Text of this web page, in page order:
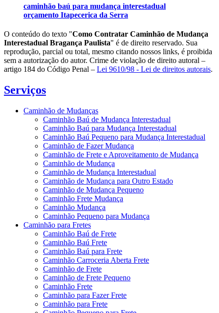
caminhão baú para mudança interestadual
orçamento Itapecerica da Serra
O conteúdo do texto "Como Contratar Caminhão de Mudança
Interestadual Bragança Paulista" é de direito reservado. Sua
reprodução, parcial ou total, mesmo citando nossos links, é proibida
sem a autorização do autor. Crime de violação de direito autoral –
artigo 184 do Código Penal – Lei 9610/98 - Lei de direitos autorais.
Serviços
Caminhão de Mudanças
Caminhão Baú de Mudança Interestadual
Caminhão Baú para Mudança Interestadual
Caminhão Baú Pequeno para Mudança Interestadual
Caminhão de Fazer Mudança
Caminhão de Frete e Aproveitamento de Mudança
Caminhão de Mudança
Caminhão de Mudança Interestadual
Caminhão de Mudança para Outro Estado
Caminhão de Mudança Pequeno
Caminhão Frete Mudança
Caminhão Mudança
Caminhão Pequeno para Mudança
Caminhão para Fretes
Caminhão Baú de Frete
Caminhão Baú Frete
Caminhão Baú para Frete
Caminhão Carroceria Aberta Frete
Caminhão de Frete
Caminhão de Frete Pequeno
Caminhão Frete
Caminhão para Fazer Frete
Caminhão para Frete